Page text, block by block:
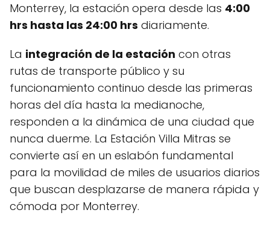
Monterrey, la estación opera desde las 4:00
hrs hasta las 24:00 hrs diariamente.
La integración de la estación con otras
rutas de transporte público y su
funcionamiento continuo desde las primeras
horas del día hasta la medianoche,
responden a la dinámica de una ciudad que
nunca duerme. La Estación Villa Mitras se
convierte así en un eslabón fundamental
para la movilidad de miles de usuarios diarios
que buscan desplazarse de manera rápida y
cómoda por Monterrey.